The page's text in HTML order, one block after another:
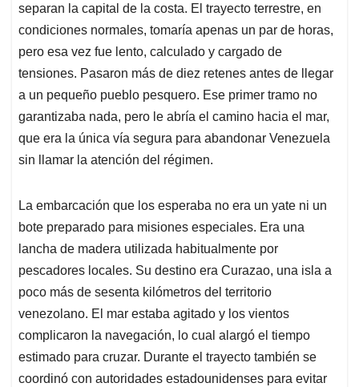
separan la capital de la costa. El trayecto terrestre, en
condiciones normales, tomaría apenas un par de horas,
pero esa vez fue lento, calculado y cargado de
tensiones. Pasaron más de diez retenes antes de llegar
a un pequeño pueblo pesquero. Ese primer tramo no
garantizaba nada, pero le abría el camino hacia el mar,
que era la única vía segura para abandonar Venezuela
sin llamar la atención del régimen.
La embarcación que los esperaba no era un yate ni un
bote preparado para misiones especiales. Era una
lancha de madera utilizada habitualmente por
pescadores locales. Su destino era Curazao, una isla a
poco más de sesenta kilómetros del territorio
venezolano. El mar estaba agitado y los vientos
complicaron la navegación, lo cual alargó el tiempo
estimado para cruzar. Durante el trayecto también se
coordinó con autoridades estadounidenses para evitar